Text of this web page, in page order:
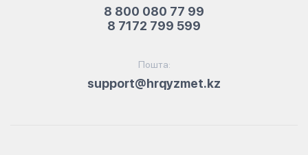
8 800 080 77 99
8 7172 799 599
Пошта:
support@hrqyzmet.kz